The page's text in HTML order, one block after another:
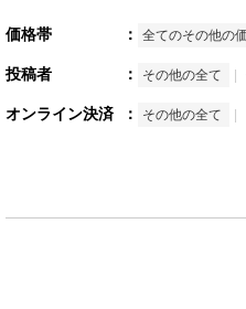
価格帯 ： 全てのその他の
投稿者 ： その他の全て
オンライン決済 ： その他の全て